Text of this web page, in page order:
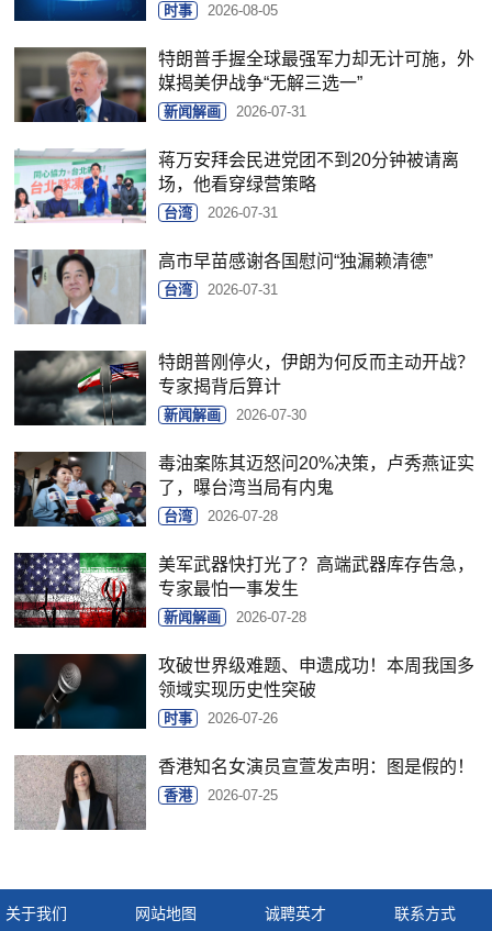
时事 2026-08-05
特朗普手握全球最强军力却无计可施，外
媒揭美伊战争“无解三选一”
新闻解画 2026-07-31
蒋万安拜会民进党团不到20分钟被请离
场，他看穿绿营策略
台湾 2026-07-31
高市早苗感谢各国慰问“独漏赖清德”
台湾 2026-07-31
特朗普刚停火，伊朗为何反而主动开战？
专家揭背后算计
新闻解画 2026-07-30
毒油案陈其迈怒问20%决策，卢秀燕证实
了，曝台湾当局有内鬼
台湾 2026-07-28
美军武器快打光了？高端武器库存告急，
专家最怕一事发生
新闻解画 2026-07-28
攻破世界级难题、申遗成功！本周我国多
领域实现历史性突破
时事 2026-07-26
香港知名女演员宣萱发声明：图是假的！
香港 2026-07-25
关于我们 网站地图 诚聘英才
联系方式